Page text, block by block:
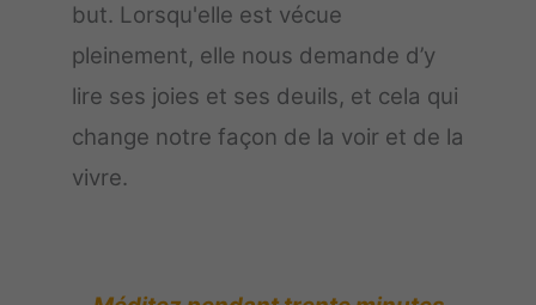
but. Lorsqu'elle est vécue
pleinement, elle nous demande d’y
lire ses joies et ses deuils, et cela qui
change notre façon de la voir et de la
vivre.